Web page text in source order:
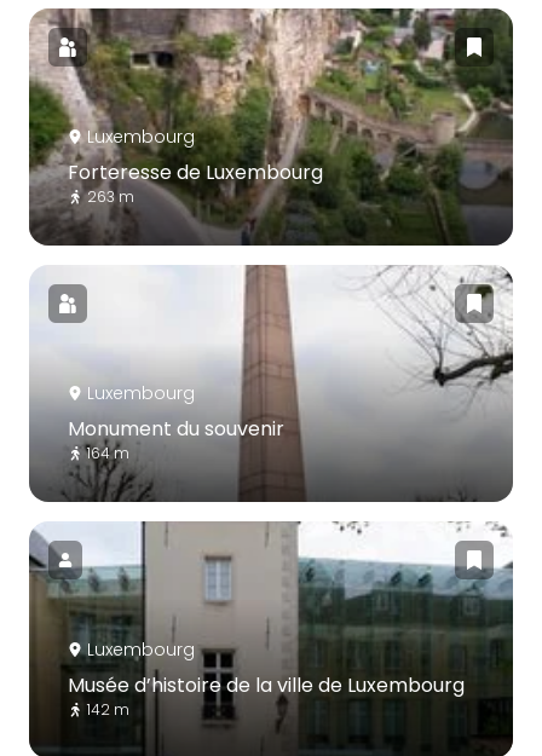
Luxembourg
Forteresse de Luxembourg
263 m
Luxembourg
Monument du souvenir
164 m
Luxembourg
Musée d’histoire de la ville de Luxembourg
142 m